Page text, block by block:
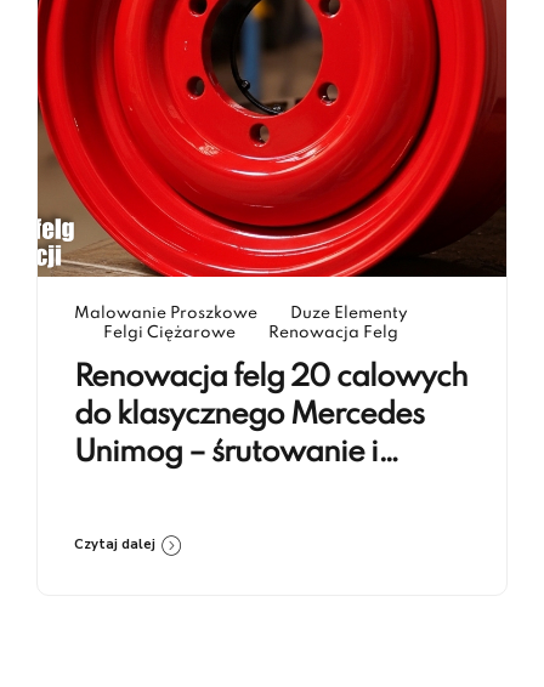
Malowanie Proszkowe
Duze Elementy
Felgi Ciężarowe
Renowacja Felg
Renowacja felg 20 calowych
do klasycznego Mercedes
Unimog – śrutowanie i
Czytaj dalej